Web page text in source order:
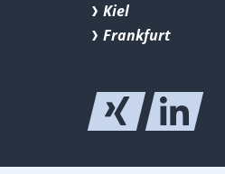
Kiel
Frankfurt